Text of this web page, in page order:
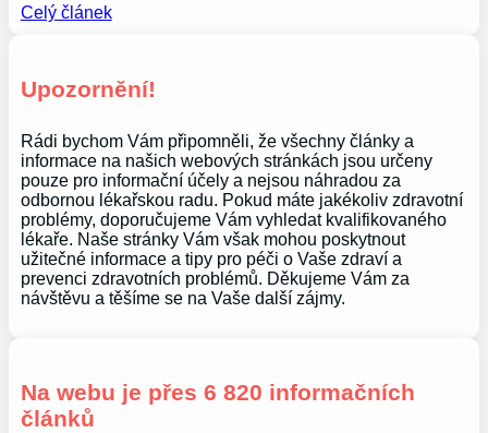
Celý článek
Upozornění!
Rádi bychom Vám připomněli, že všechny články a
informace na našich webových stránkách jsou určeny
pouze pro informační účely a nejsou náhradou za
odbornou lékařskou radu. Pokud máte jakékoliv zdravotní
problémy, doporučujeme Vám vyhledat kvalifikovaného
lékaře. Naše stránky Vám však mohou poskytnout
užitečné informace a tipy pro péči o Vaše zdraví a
prevenci zdravotních problémů. Děkujeme Vám za
návštěvu a těšíme se na Vaše další zájmy.
Na webu je přes 6 820 informačních
článků